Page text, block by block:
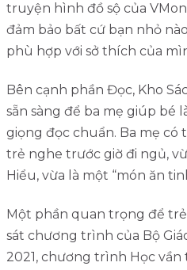
truyện hình đồ sộ của
đảm bảo bất cứ bạn nhỏ
phù hợp với sở thích của
Bên cạnh phần Đọc, Kho
sẵn sàng để ba mẹ giúp bé
giọng đọc chuẩn. Ba mẹ có
trẻ nghe trước giờ đi ngủ,
Hiểu, vừa là một “món ăn
Một phần quan trọng để
sát chương trình của Bộ
2021, chương trình Học